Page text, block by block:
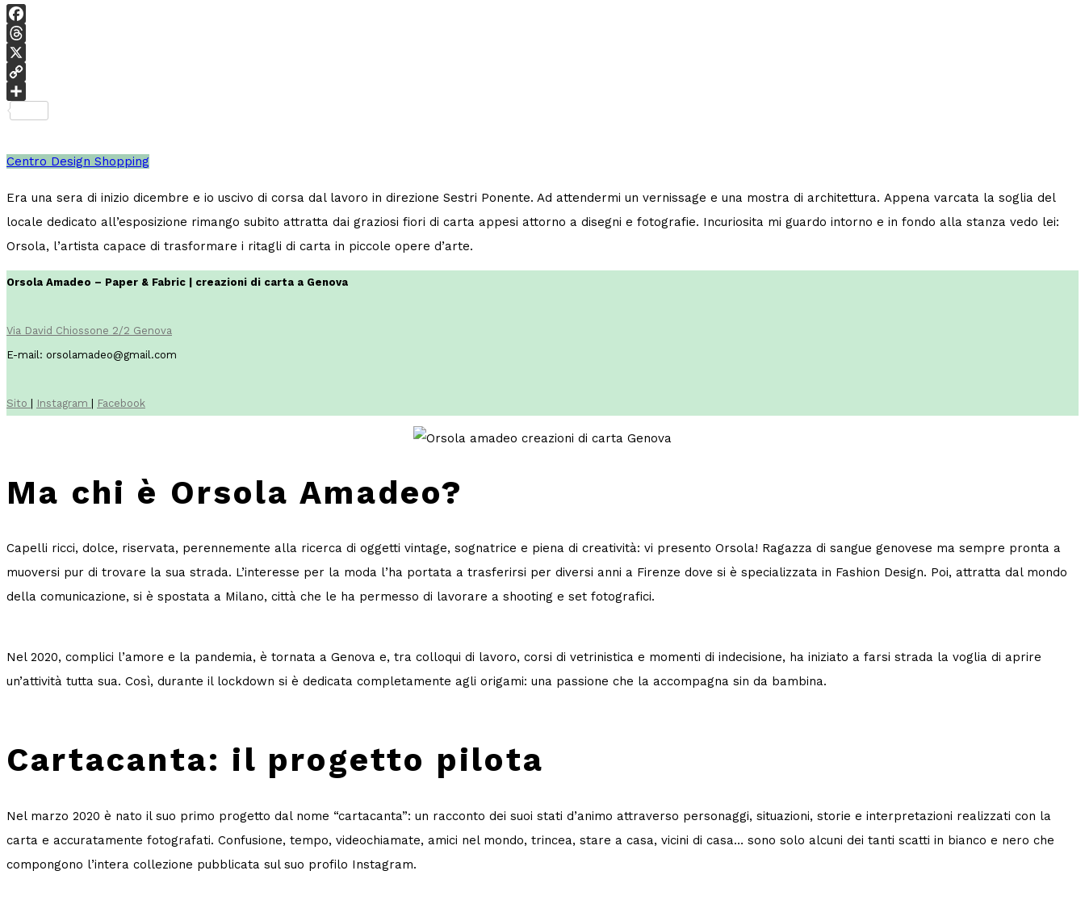
Facebook
Threads
X
Copy
Link
Centro Design Shopping
Era una sera di inizio dicembre e io uscivo di corsa dal lavoro in direzione Sestri Ponente. Ad attendermi un vernissage e una mostra di architettura. Appena varcata la soglia del
locale dedicato all’esposizione rimango subito attratta dai graziosi fiori di carta appesi attorno a disegni e fotografie. Incuriosita mi guardo intorno e in fondo alla stanza vedo lei:
Orsola, l’artista capace di trasformare i ritagli di carta in piccole opere d’arte.
Orsola Amadeo – Paper & Fabric | creazioni di carta a Genova
Via David Chiossone 2/2 Genova
E-mail: orsolamadeo@gmail.com
Sito Instagram Facebook
Ma chi è Orsola Amadeo?
Capelli ricci, dolce, riservata, perennemente alla ricerca di oggetti vintage, sognatrice e piena di creatività: vi presento Orsola! Ragazza di sangue genovese ma sempre pronta a
muoversi pur di trovare la sua strada. L’interesse per la moda l’ha portata a trasferirsi per diversi anni a Firenze dove si è specializzata in Fashion Design. Poi, attratta dal mondo
della comunicazione, si è spostata a Milano, città che le ha permesso di lavorare a shooting e set fotografici.
Nel 2020, complici l’amore e la pandemia, è tornata a Genova e, tra colloqui di lavoro, corsi di vetrinistica e momenti di indecisione, ha iniziato a farsi strada la voglia di aprire
un’attività tutta sua. Così, durante il lockdown si è dedicata completamente agli origami: una passione che la accompagna sin da bambina.
Cartacanta: il progetto pilota
Nel marzo 2020 è nato il suo primo progetto dal nome “cartacanta”: un racconto dei suoi stati d’animo attraverso personaggi, situazioni, storie e interpretazioni realizzati con la
carta e accuratamente fotografati. Confusione, tempo, videochiamate, amici nel mondo, trincea, stare a casa, vicini di casa… sono solo alcuni dei tanti scatti in bianco e nero che
compongono l’intera collezione pubblicata sul suo profilo Instagram.